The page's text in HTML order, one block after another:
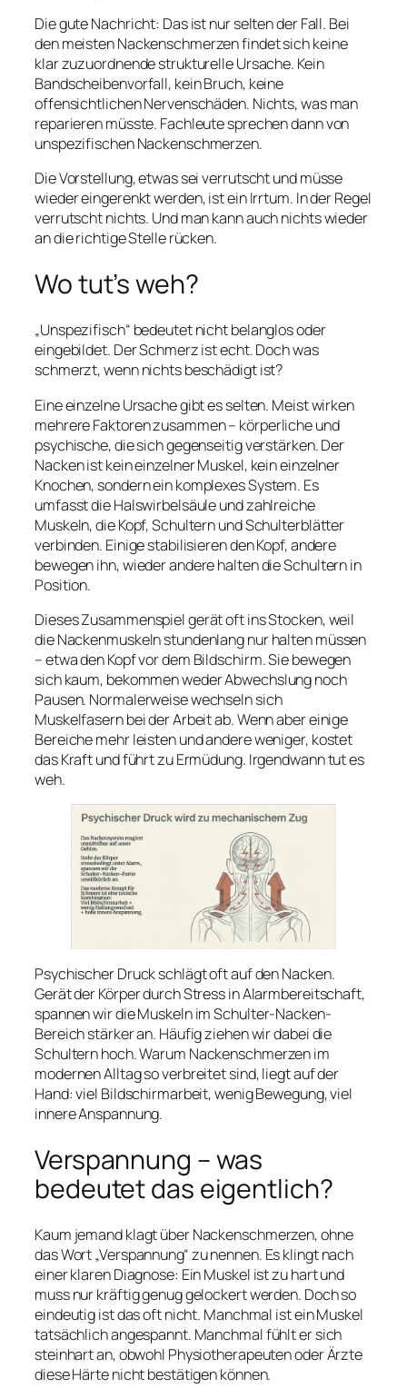
Die gute Nachricht: Das ist nur selten der Fall. Bei
den meisten Nackenschmerzen findet sich keine
klar zuzuordnende strukturelle Ursache. Kein
Bandscheibenvorfall, kein Bruch, keine
offensichtlichen Nervenschäden. Nichts, was man
reparieren müsste. Fachleute sprechen dann von
unspezifischen Nackenschmerzen.
Die Vorstellung, etwas sei verrutscht und müsse
wieder eingerenkt werden, ist ein Irrtum. In der Regel
verrutscht nichts. Und man kann auch nichts wieder
an die richtige Stelle rücken.
Wo tut’s weh?
„Unspezifisch“ bedeutet nicht belanglos oder
eingebildet. Der Schmerz ist echt. Doch was
schmerzt, wenn nichts beschädigt ist?
Eine einzelne Ursache gibt es selten. Meist wirken
mehrere Faktoren zusammen – körperliche und
psychische, die sich gegenseitig verstärken. Der
Nacken ist kein einzelner Muskel, kein einzelner
Knochen, sondern ein komplexes System. Es
umfasst die Halswirbelsäule und zahlreiche
Muskeln, die Kopf, Schultern und Schulterblätter
verbinden. Einige stabilisieren den Kopf, andere
bewegen ihn, wieder andere halten die Schultern in
Position.
Dieses Zusammenspiel gerät oft ins Stocken, weil
die Nackenmuskeln stundenlang nur halten müssen
– etwa den Kopf vor dem Bildschirm. Sie bewegen
sich kaum, bekommen weder Abwechslung noch
Pausen. Normalerweise wechseln sich
Muskelfasern bei der Arbeit ab. Wenn aber einige
Bereiche mehr leisten und andere weniger, kostet
das Kraft und führt zu Ermüdung. Irgendwann tut es
weh.
Psychischer Druck schlägt oft auf den Nacken.
Gerät der Körper durch Stress in Alarmbereitschaft,
spannen wir die Muskeln im Schulter-Nacken-
Bereich stärker an. Häufig ziehen wir dabei die
Schultern hoch. Warum Nackenschmerzen im
modernen Alltag so verbreitet sind, liegt auf der
Hand: viel Bildschirmarbeit, wenig Bewegung, viel
innere Anspannung.
Verspannung – was
bedeutet das eigentlich?
Kaum jemand klagt über Nackenschmerzen, ohne
das Wort „Verspannung“ zu nennen. Es klingt nach
einer klaren Diagnose: Ein Muskel ist zu hart und
muss nur kräftig genug gelockert werden. Doch so
eindeutig ist das oft nicht. Manchmal ist ein Muskel
tatsächlich angespannt. Manchmal fühlt er sich
steinhart an, obwohl Physiotherapeuten oder Ärzte
diese Härte nicht bestätigen können.